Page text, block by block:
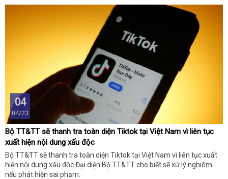
04
04/23
Bộ TT&TT sẽ thanh tra toàn diện Tiktok tại Việt Nam vì liên tục
xuất hiện nội dung xấu độc
Bộ TT&TT sẽ thanh tra toàn diện Tiktok tại Việt Nam vì liên tục xuất
hiện nội dung xấu độc Đại diện Bộ TT&TT cho biết sẽ xử lý nghiêm
nếu phát hiện sai phạm.